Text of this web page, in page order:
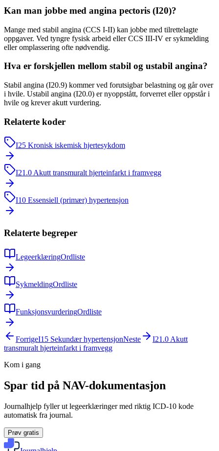
Kan man jobbe med angina pectoris (I20)?
Mange med stabil angina (CCS I-II) kan jobbe med tilrettelagte
oppgaver. Ved tyngre fysisk arbeid eller CCS III-IV er sykmelding
eller omplassering ofte nødvendig.
Hva er forskjellen mellom stabil og ustabil angina?
Stabil angina (I20.9) kommer ved forutsigbar belastning og går over
i hvile. Ustabil angina (I20.0) er nyoppstått, forverret eller oppstår i
hvile og krever akutt vurdering.
Relaterte koder
I25 Kronisk iskemisk hjertesykdom
I21.0Akutt transmuralt hjerteinfarkt i framvegg
I10 Essensiell (primær) hypertensjon
Relaterte begreper
LegeerklæringOrdliste
SykmeldingOrdliste
FunksjonsvurderingOrdliste
ForrigeI15 Sekundær hypertensjonNeste I21.0 Akutt
transmuralt hjerteinfarkt i framvegg
Kom i gang
Spar tid på NAV-dokumentasjon
Journalhjelp fyller ut legeerklæringer med riktig ICD-10 kode
automatisk fra journal.
Prøv gratis